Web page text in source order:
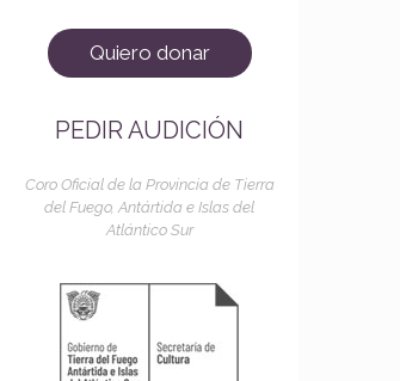
Quiero donar
PEDIR AUDICIÓN
Coro Oficial de la Provincia de Tierra
del Fuego, Antártida e Islas del
Atlántico Sur